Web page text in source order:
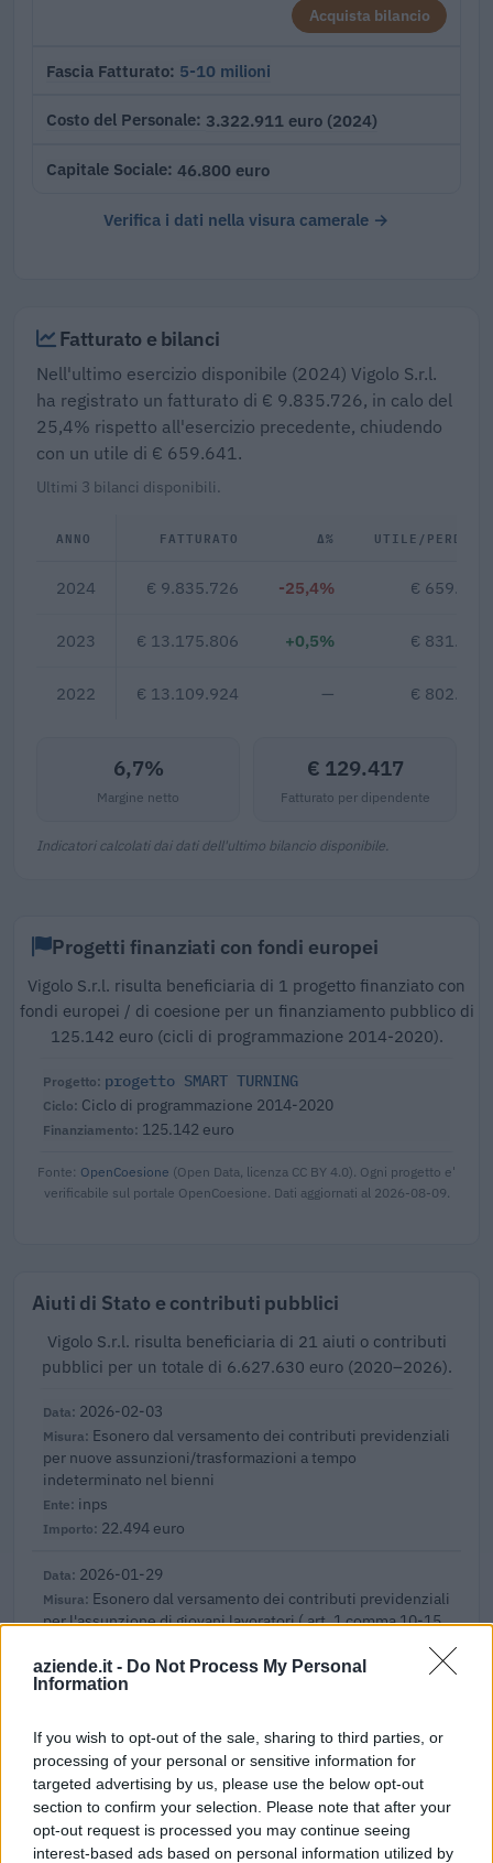
aziende.it - Do Not Process My Personal
Information
If you wish to opt-out of the sale, sharing to third parties, or
processing of your personal or sensitive information for
targeted advertising by us, please use the below opt-out
section to confirm your selection. Please note that after your
opt-out request is processed you may continue seeing
interest-based ads based on personal information utilized by
Acquista bilancio
Fascia Fatturato 5-10 milioni
Costo del Personale 3.322.911 euro (2024)
Capitale Sociale 46.800 euro
Verifica i dati nella visura camerale →
Fatturato e bilanci
Nell'ultimo esercizio disponibile (2024) Vigolo S.r.l.
ha registrato un fatturato di € 9.835.726, in calo del
25,4% rispetto all'esercizio precedente, chiudendo
con un utile di € 659.641.
Ultimi 3 bilanci disponibili.
ANNO FATTURATO Δ% UTILE/PERDITA
2024 € 9.835.726 -25,4% € 659.641
2023 € 13.175.806 +0,5% € 831.902
2022 € 13.109.924 — € 802.074
6,7%
Margine netto
€ 129.417
Fatturato per dipendente
Indicatori calcolati dai dati dell'ultimo bilancio disponibile.
Progetti finanziati con fondi europei
Vigolo S.r.l. risulta beneficiaria di 1 progetto finanziato con
fondi europei / di coesione per un finanziamento pubblico di
125.142 euro (cicli di programmazione 2014-2020).
progetto SMART TURNING
Ciclo di programmazione 2014-2020
125.142 euro
Fonte: OpenCoesione (Open Data, licenza CC BY 4.0). Ogni progetto e'
verificabile sul portale OpenCoesione. Dati aggiornati al 2026-08-09.
Aiuti di Stato e contributi pubblici
Vigolo S.r.l. risulta beneficiaria di 21 aiuti o contributi
pubblici per un totale di 6.627.630 euro (2020–2026).
2026-02-03
Esonero dal versamento dei contributi previdenziali
per nuove assunzioni/trasformazioni a tempo
indeterminato nel bienni
inps
22.494 euro
2026-01-29
Esonero dal versamento dei contributi previdenziali
per l'assunzione di giovani lavoratori ( art. 1 comma 10-15
inps
42.174 euro
2025-03-20
Esonero dal versamento dei contributi previdenziali
per nuove assunzioni/trasformazioni a tempo
indeterminato nel bienni
inps
26.883 euro